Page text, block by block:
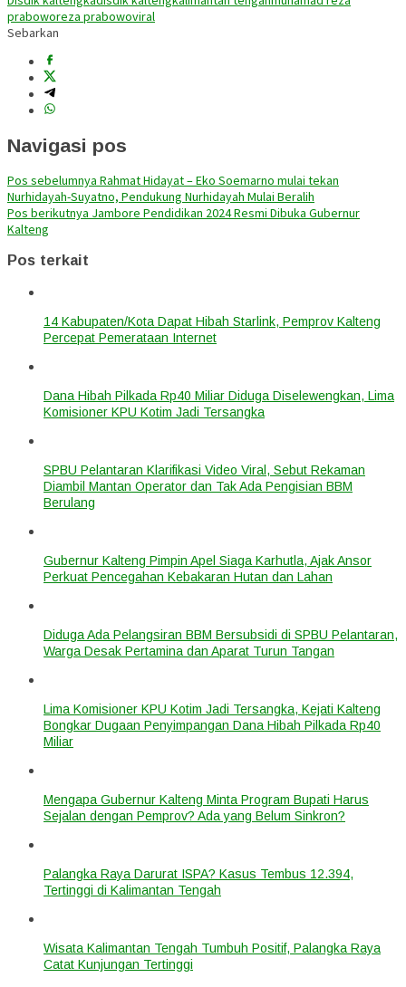
praboworeza prabowoviral
Sebarkan
Navigasi pos
Pos sebelumnya Rahmat Hidayat – Eko Soemarno mulai tekan
Nurhidayah-Suyatno, Pendukung Nurhidayah Mulai Beralih
Pos berikutnya Jambore Pendidikan 2024 Resmi Dibuka Gubernur
Kalteng
Pos terkait
14 Kabupaten/Kota Dapat Hibah Starlink, Pemprov Kalteng
Percepat Pemerataan Internet
Dana Hibah Pilkada Rp40 Miliar Diduga Diselewengkan, Lima
Komisioner KPU Kotim Jadi Tersangka
SPBU Pelantaran Klarifikasi Video Viral, Sebut Rekaman
Diambil Mantan Operator dan Tak Ada Pengisian BBM
Berulang
Gubernur Kalteng Pimpin Apel Siaga Karhutla, Ajak Ansor
Perkuat Pencegahan Kebakaran Hutan dan Lahan
Diduga Ada Pelangsiran BBM Bersubsidi di SPBU Pelantaran,
Warga Desak Pertamina dan Aparat Turun Tangan
Lima Komisioner KPU Kotim Jadi Tersangka, Kejati Kalteng
Bongkar Dugaan Penyimpangan Dana Hibah Pilkada Rp40
Miliar
Mengapa Gubernur Kalteng Minta Program Bupati Harus
Sejalan dengan Pemprov? Ada yang Belum Sinkron?
Palangka Raya Darurat ISPA? Kasus Tembus 12.394,
Tertinggi di Kalimantan Tengah
Wisata Kalimantan Tengah Tumbuh Positif, Palangka Raya
Catat Kunjungan Tertinggi